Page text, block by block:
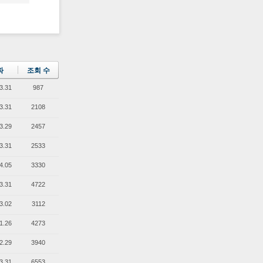
조회 수
987
2108
2457
2533
3330
4722
3112
4273
3940